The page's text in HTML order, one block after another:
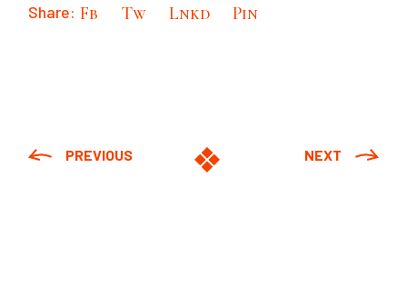
Share: Fb Tw Lnkd Pin
PREVIOUS NEXT